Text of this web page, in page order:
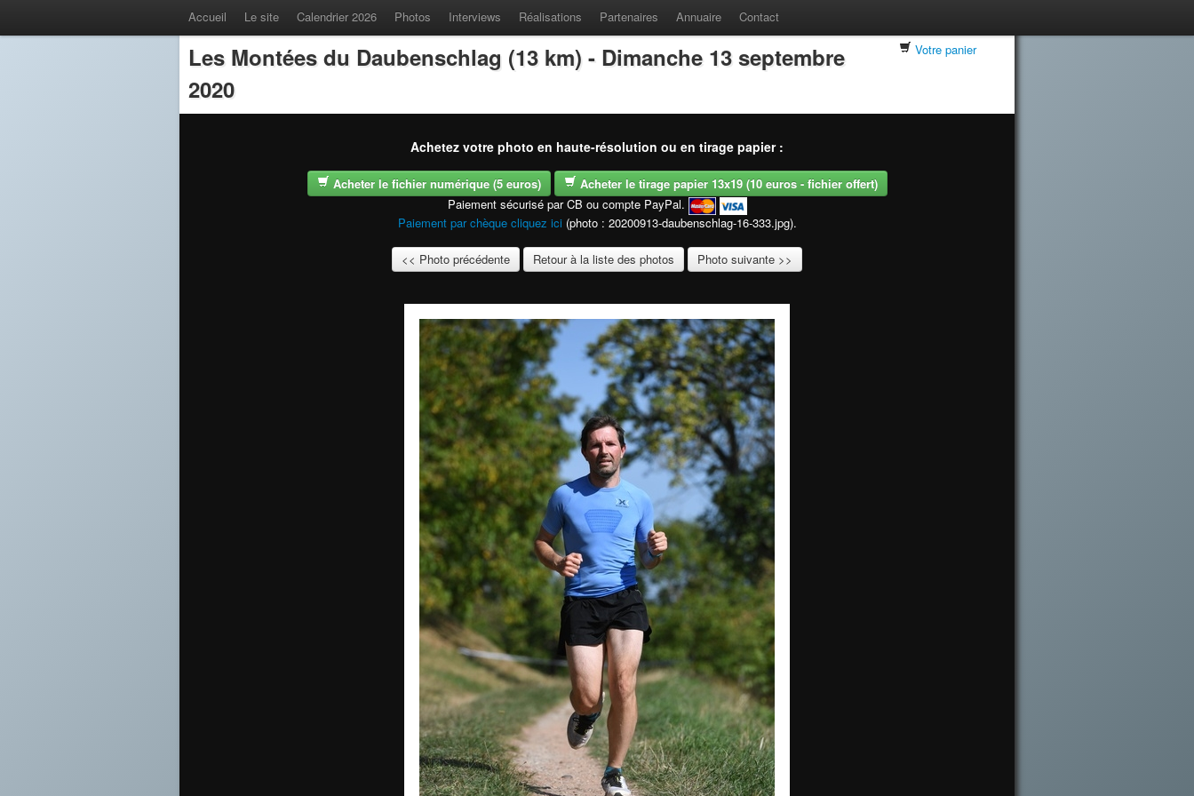
Accueil Le site Calendrier 2026 Photos Interviews Réalisations Partenaires Annuaire Contact
Les Montées du Daubenschlag (13 km) - Dimanche 13 septembre
2020
Votre panier
Achetez votre photo en haute-résolution ou en tirage papier :
Acheter le fichier numérique (5 euros)
Acheter le tirage papier 13x19 (10 euros - fichier offert)
Paiement sécurisé par CB ou compte PayPal.
Paiement par chèque cliquez ici (photo : 20200913-daubenschlag-16-333.jpg).
<< Photo précédente Retour à la liste des photos Photo suivante >>